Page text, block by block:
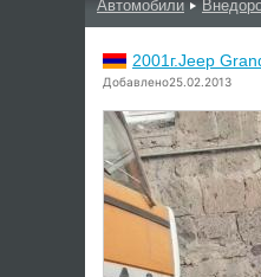
Автомобили
2001г.Jeep
Добавлено25.02.2013